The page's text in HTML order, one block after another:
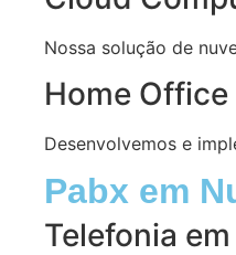
Nossa solução de
Home Office
Desenvolvemos e
Pabx em
Telefonia